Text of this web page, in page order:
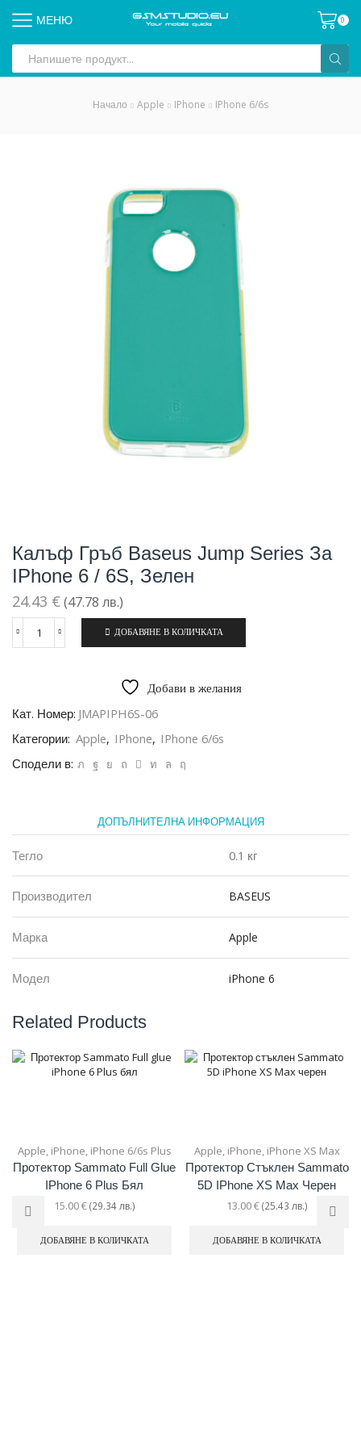
МЕНЮ 0
input
Начало Apple IPhone IPhone 6/6s
Калъф Гръб Baseus Jump Series За
IPhone 6 / 6S, Зелен
24.43 €(47.78 лв.)
количество
Jump
за
6
ДОБАВЯНЕ В КОЛИЧКАТА
Добави в желания
Кат. Номер: JMAPIPH6S-06
Категории: Apple, IPhone, IPhone 6/6s
Сподели в:
ДОПЪЛНИТЕЛНА ИНФОРМАЦИЯ
Тегло 0.1 кг
Производител BASEUS
Марка Apple
Модел iPhone 6
Related Products
Apple, iPhone, iPhone 6/6s Plus
Протектор Sammato Full Glue
IPhone 6 Plus Бял
15.00€(29.34 лв.)
ДОБАВЯНЕ В КОЛИЧКАТА
Apple, iPhone, iPhone XS Max
Протектор Стъклен Sammato
5D IPhone XS Max Черен
13.00€(25.43 лв.)
ДОБАВЯНЕ В КОЛИЧКАТА